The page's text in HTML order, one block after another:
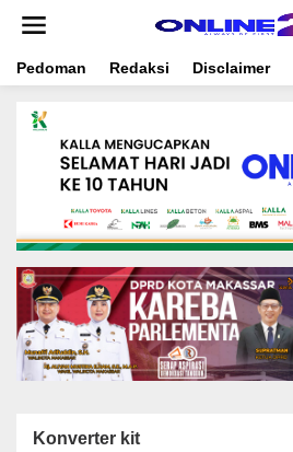
t
Pedoman Redaksi Disclaimer
Konverter kit